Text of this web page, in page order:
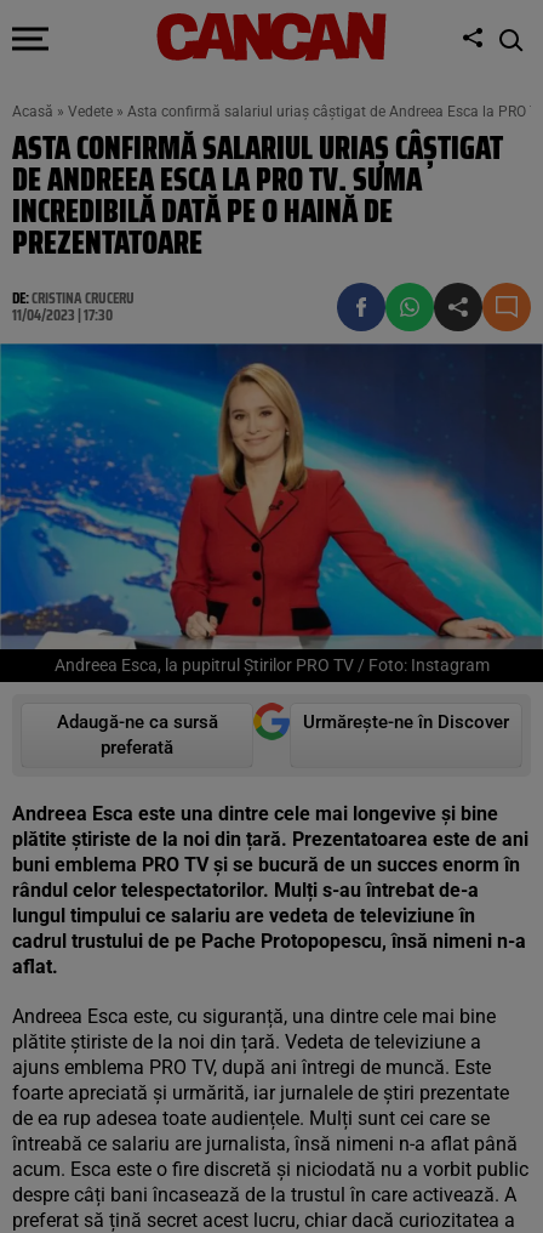
Acasă » Vedete » Asta confirmă salariul uriaș câștigat de Andreea Esca la PRO
ASTA CONFIRMĂ SALARIUL URIAȘ CÂȘTIGAT
DE ANDREEA ESCA LA PRO TV. SUMA
INCREDIBILĂ DATĂ PE O HAINĂ DE
PREZENTATOARE
DE:CRISTINA CRUCERU
11/04/2023 | 17:30
Andreea Esca, la pupitrul Știrilor PRO TV / Foto: Instagram
Adaugă-ne ca sursă
preferată
Urmărește-ne în Discover
Andreea Esca este una dintre cele mai longevive și bine
plătite știriste de la noi din țară. Prezentatoarea este de ani
buni emblema PRO TV și se bucură de un succes enorm în
rândul celor telespectatorilor. Mulți s-au întrebat de-a
lungul timpului ce salariu are vedeta de televiziune în
cadrul trustului de pe Pache Protopopescu, însă nimeni n-a
aflat.
Andreea Esca este, cu siguranță, una dintre cele mai bine
plătite știriste de la noi din țară. Vedeta de televiziune a
ajuns emblema PRO TV, după ani întregi de muncă. Este
foarte apreciată și urmărită, iar jurnalele de știri prezentate
de ea rup adesea toate audiențele. Mulți sunt cei care se
întreabă ce salariu are jurnalista, însă nimeni n-a aflat până
acum. Esca este o fire discretă și niciodată nu a vorbit public
despre câți bani încasează de la trustul în care activează. A
preferat să țină secret acest lucru, chiar dacă curiozitatea a